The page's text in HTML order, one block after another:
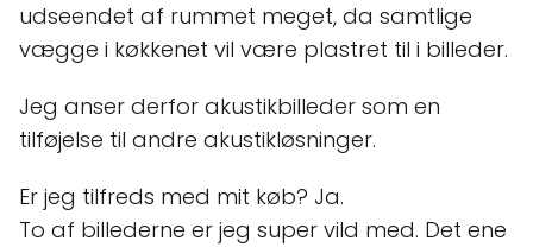
udseendet af rummet meget, da samtlige
vægge i køkkenet vil være plastret til i billeder.
Jeg anser derfor akustikbilleder som en
tilføjelse til andre akustikløsninger.
Er jeg tilfreds med mit køb? Ja.
To af billederne er jeg super vild med. Det ene